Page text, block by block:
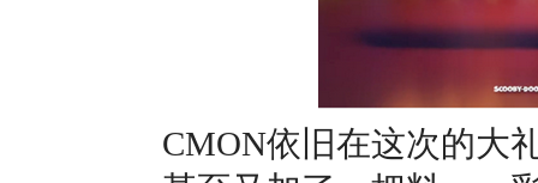
CMON依旧在这次的